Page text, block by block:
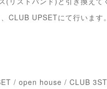
CLUB UPSETにて行います。
/ open house / CLUB